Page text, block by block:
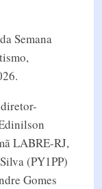
Semana
LABRE-RJ,
(PY1PP)
Gomes